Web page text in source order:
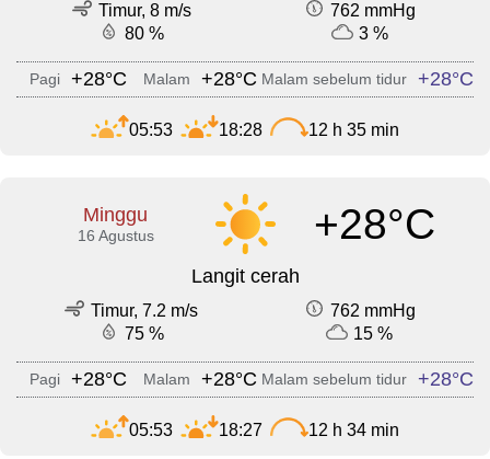
Timur, 8 m/s
762 mmHg
80 %
3 %
Pagi +28°C Malam +28°C Malam sebelum tidur +28°C
05:53 18:28 12 h 35 min
Minggu
16 Agustus +28°C
Langit cerah
Timur, 7.2 m/s
762 mmHg
75 %
15 %
Pagi +28°C Malam +28°C Malam sebelum tidur +28°C
05:53 18:27 12 h 34 min